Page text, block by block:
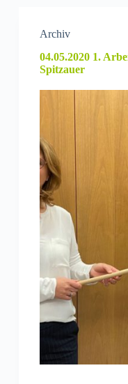
Archiv
04.05.2020 1.
Spitzauer